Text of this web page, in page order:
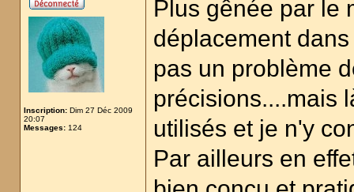
Inscription: Dim 27 Déc 2009
20:07
Messages: 124
Plus gênée par le
déplacement
pas un problème
précisions....mais
utilisés et je n'y
Par ailleurs en